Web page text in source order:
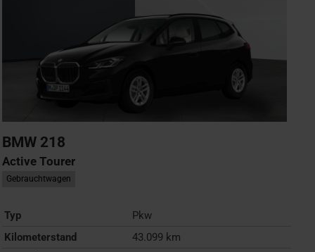
BMW 218
Active Tourer
Gebrauchtwagen
Typ
Pkw
Kilometerstand
43.099 km